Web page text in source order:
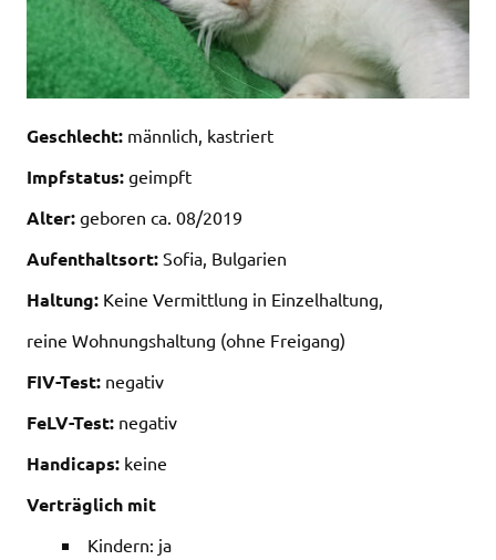
Geschlecht: männlich, kastriert
Impfstatus: geimpft
Alter: geboren ca. 08/2019
Aufenthaltsort: Sofia, Bulgarien
Haltung: Keine Vermittlung in Einzelhaltung,
reine Wohnungshaltung (ohne Freigang)
FIV-Test: negativ
FeLV-Test: negativ
Handicaps: keine
Verträglich mit
Kindern: ja